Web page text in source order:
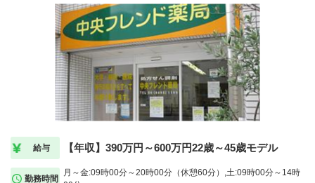
給与 【年収】390万円～600万円22歳～45歳モデル
勤務時間
月～金:09時00分～20時00分（休憩60分）,土:09時00分～14時